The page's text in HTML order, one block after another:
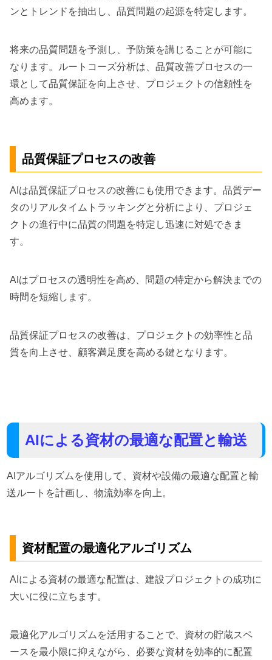
ンとトレンドを抽出し、品質問題の起源を特定します。
将来の品質問題を予測し、予防策を講じることが可能に
なります。ルートコーズ分析は、品質改善プロセスの一
環として品質保証を向上させ、プロジェクトの信頼性を
高めます。
品質保証プロセスの改善
AIは品質保証プロセスの改善にも使用できます。品質デー
タのリアルタイムトラッキングと分析により、プロジェ
クトの進行中に品質の問題を特定し迅速に対処できま
す。
AIはプロセスの透明性を高め、問題の特定から解決までの
時間を短縮します。
品質保証プロセスの改善は、プロジェクトの効率性と品
質を向上させ、顧客満足度を高める鍵となります。
AIによる資材の最適な配置と輸送
AIアルゴリズムを使用して、資材や設備の最適な配置と輸
送ルートを計画し、物流効率を向上。
資材配置の最適化アルゴリズム
AIによる資材の最適な配置は、建設プロジェクトの成功に
大いに役に立ちます。
最適化アルゴリズムを活用することで、資材の貯蔵スペ
ースを最小限に抑えながら、必要な資材を効率的に配置